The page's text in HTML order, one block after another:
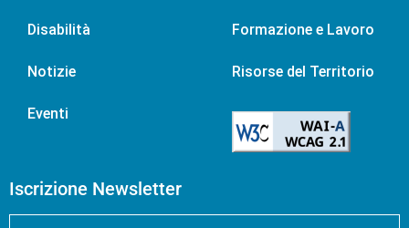
Disabilità
Notizie
Eventi
Formazione e Lavoro
Risorse del Territorio
Iscrizione Newsletter